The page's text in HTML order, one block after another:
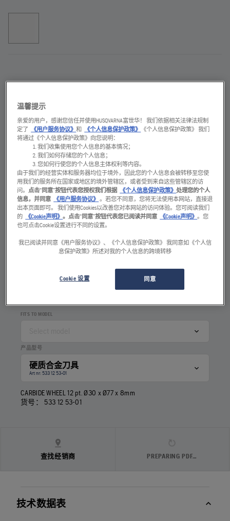
硬质合金刀具
产品说明
高性能硬质合金刀头，用于改变混凝土和沥青的表面结
构。此硬质合金轮用于将混凝土、石头和沥青粗糙化，以
及清除旧的涂层、树脂、砂浆层、瓷砖或其他硬质材料。
附件
附件，适用于
地面铣刨机
刃数
12
12
FITS TO MODEL
产品型号
硬质合金刀具
Art nr: 533 12 53‑01
CARBIDE WHEEL 12 pt. Ø30 x Ø77 x 8mm
货号：
533 12 53‑01
查找经销商 PREPARING PDF…
技术数据表
温馨提示
亲爱的用户，感谢您信任并使用HUSQVARNA富世华！ 我们依据相关法律法规制
定了
《用户服务协议》和 《个人信息保护政策》
《个人信息保护政策》 我们
将通过《个人信息保护政策》向您说明：
我们收集使用您个人信息的基本情况；
我们如何存储您的个人信息；
您如何行使您的个人信息主体权利等内容。
由于我们的经营实体和服务器均位于境外，因此您的个人信息会被转移至您使
用我们的服务所在国家或地区的境外管辖区，或者受到来自这些管辖区的访
问。 点击“同意”按钮代表您授权我们根据 《个人信息保护政策》处理您的个人
信息，并同意
《用户服务协议》 。若您不同意，您将无法使用本网站，直接退
出本页面即可。 我们使用Cookies以改善您对本网站的访问体验。您可阅读我们
的
《Cookie声明》。点击“同意”按钮代表您已阅读并同意 《Cookie声明》。您
也可点击Cookie设置进行不同的设置。
我已阅读并同意《用户服务协议》、《个人信息保护政策》 我同意如《个人信
息保护政策》所述对我的个人信息的跨境转移
同意
Cookie 设置